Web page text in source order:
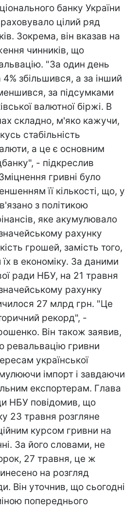
банку України
цілий ряд
Зокрема, він вказав на
чинників, що
"За один день
збільшився, а за інший
за підсумками
валютної біржі. В
складно, м'яко кажучи,
стабільність
а це є основним
- підкреслив
гривні було
її кількості, що, у
з політикою
яке акумулювало
рахунку
грошей, замість того,
в економіку. За даними
ради НБУ, на 21 травня
рахунку
27 млрд грн. "Це
рекорд", -
Він також заявив,
ревальвацію гривни
української
імпорт і завдаючи
експортерам. Глава
НБУ повідомив, що
23 травня розгляне
курсом гривни на
За його словами, не
27 травня, це ж
на розгляд
Він уточнив, що сьогодні
попереднього